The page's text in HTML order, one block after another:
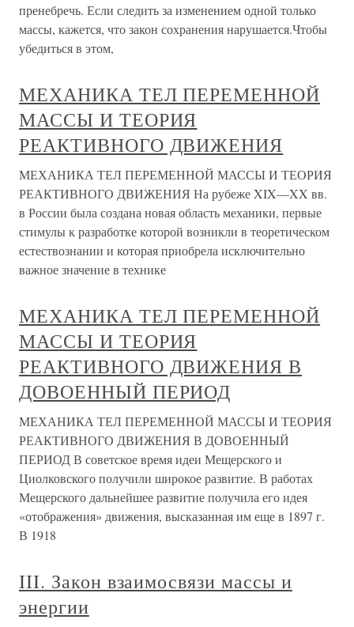
пренебречь. Если следить за изменением одной только
массы, кажется, что закон сохранения нарушается.Чтобы
убедиться в этом,
МЕХАНИКА ТЕЛ ПЕРЕМЕННОЙ
МАССЫ И ТЕОРИЯ
РЕАКТИВНОГО ДВИЖЕНИЯ
МЕХАНИКА ТЕЛ ПЕРЕМЕННОЙ МАССЫ И ТЕОРИЯ
РЕАКТИВНОГО ДВИЖЕНИЯ На рубеже XIX—XX вв.
в России была создана новая область механики, первые
стимулы к разработке которой возникли в теоретическом
естествознании и которая приобрела исключительно
важное значение в технике
МЕХАНИКА ТЕЛ ПЕРЕМЕННОЙ
МАССЫ И ТЕОРИЯ
РЕАКТИВНОГО ДВИЖЕНИЯ В
ДОВОЕННЫЙ ПЕРИОД
МЕХАНИКА ТЕЛ ПЕРЕМЕННОЙ МАССЫ И ТЕОРИЯ
РЕАКТИВНОГО ДВИЖЕНИЯ В ДОВОЕННЫЙ
ПЕРИОД В советское время идеи Мещерского и
Циолковского получили широкое развитие. В работах
Мещерского дальнейшее развитие получила его идея
«отображения» движения, высказанная им еще в 1897 г.
В 1918
III. Закон взаимосвязи массы и
энергии